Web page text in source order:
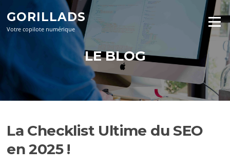
contenu
GORILLADS
Votre copilote numérique
Menu
LE BLOG
La Checklist Ultime du SEO
en 2025 !